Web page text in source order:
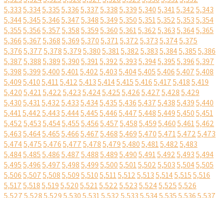
5,3335,3345,3355,3365,3375,3385,3395,3405,3415,3425,343
5,3445,3455,3465,3475,3485,3495,3505,3515,3525,3535,354
5,3555,3565,3575,3585,3595,3605,3615,3625,3635,3645,365
5,3665,3675,3685,3695,3705,3715,3725,3735,3745,375
5,3765,3775,3785,3795,3805,3815,3825,3835,3845,3855,386
5,3875,3885,3895,3905,3915,3925,3935,3945,3955,3965,397
5,3985,3995,4005,4015,4025,4035,4045,4055,4065,4075,408
5,4095,4105,4115,4125,4135,4145,4155,4165,4175,4185,419
5,4205,4215,4225,4235,4245,4255,4265,4275,4285,429
5,4305,4315,4325,4335,4345,4355,4365,4375,4385,4395,440
5,4415,4425,4435,4445,4455,4465,4475,4485,4495,4505,451
5,4525,4535,4545,4555,4565,4575,4585,4595,4605,4615,462
5,4635,4645,4655,4665,4675,4685,4695,4705,4715,4725,473
5,4745,4755,4765,4775,4785,4795,4805,4815,4825,483
5,4845,4855,4865,4875,4885,4895,4905,4915,4925,4935,494
5,4955,4965,4975,4985,4995,5005,5015,5025,5035,5045,505
5,5065,5075,5085,5095,5105,5115,5125,5135,5145,5155,516
5,5175,5185,5195,5205,5215,5225,5235,5245,5255,526